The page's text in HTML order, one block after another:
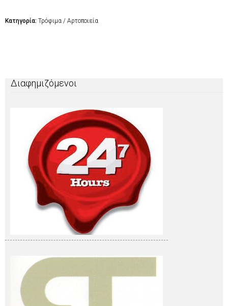
Κατηγορία: Τρόφιμα / Αρτοποιεία
Διαφημιζόμενοι